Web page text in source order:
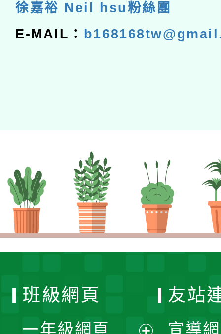
徐嘉裕 Neil hsu粉絲團
E-MAIL：
班級網頁
一年級網頁
友站
宣導